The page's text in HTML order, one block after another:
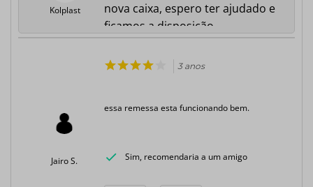
Kolplast
nova caixa, espero ter ajudado e
ficamos a disposição.
Jairo S.
3 anos
essa remessa esta funcionando bem.
Sim, recomendaria a um amigo